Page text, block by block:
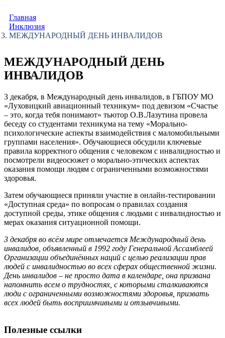
Главная
Инклюзия
МЕЖДУНАРОДНЫЙ ДЕНЬ ИНВАЛИДОВ
МЕЖДУНАРОДНЫЙ ДЕНЬ
ИНВАЛИДОВ
3 декабря, в Международный день инвалидов, в ГБПОУ МО
«Луховицкий авиационный техникум» под девизом «Счастье
– это, когда тебя понимают» тьютор О.В.Лазутина провела
беседу со студентами техникума на тему «Морально-
психологические аспекты взаимодействия с маломобильными
группами населения». Обучающиеся обсудили ключевые
правила корректного общения с человеком с инвалидностью и
посмотрели видеосюжет о морально-этических аспектах
оказания помощи людям с ограниченными возможностями
здоровья.
Затем обучающиеся приняли участие в онлайн-тестировании
«Доступная среда» по вопросам о правилах создания
доступной среды, этике общения с людьми с инвалидностью и
мерах оказания ситуационной помощи.
3 декабря во всём мире отмечается Международный день
инвалидов, объявленный в 1992 году Генеральной Ассамблеей
Организации объединённых наций с целью реализации прав
людей с инвалидностью во всех сферах общественной жизни.
День инвалидов – не просто дата в календаре, она призвана
напомнить всем о трудностях, с которыми сталкиваются
люди с ограниченными возможностями здоровья, призвать
всех людей быть восприимчивыми и отзывчивыми.
Полезные ссылки